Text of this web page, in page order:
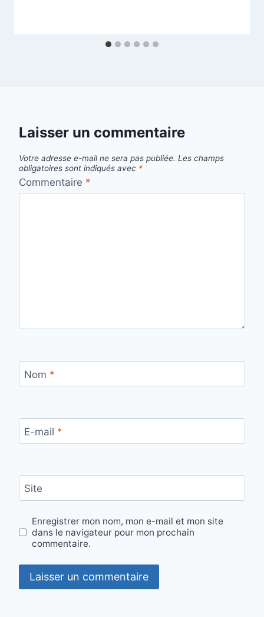
Laisser un commentaire
Votre adresse e-mail ne sera pas publiée. Les champs
obligatoires sont indiqués avec *
Commentaire *
Nom *
E-mail *
Site
Enregistrer mon nom, mon e-mail et mon site
dans le navigateur pour mon prochain
commentaire.